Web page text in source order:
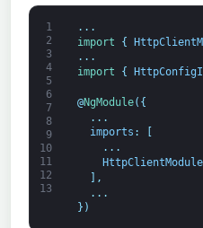
1
2
3
4
5
6
7
8
9
10
11
12
13
. . .
import
{
. . .
import
{
@NgModule( {
. . .
imports :
. . .
HttpClientModule
] ,
. . .
} )